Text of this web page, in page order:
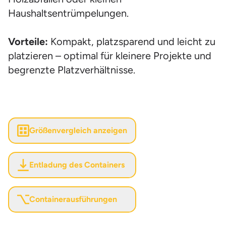
Haushaltsentrümpelungen.
Vorteile: Kompakt, platzsparend und leicht zu
platzieren – optimal für kleinere Projekte und
begrenzte Platzverhältnisse.
Größenvergleich anzeigen
Entladung des Containers
Containerausführungen